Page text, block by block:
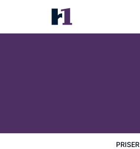
PRISER
Nature's Inn Kenora
Priser